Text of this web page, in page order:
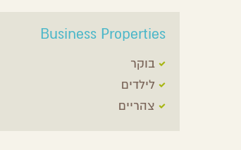
Business Properties
בוקר
לילדים
צהריים